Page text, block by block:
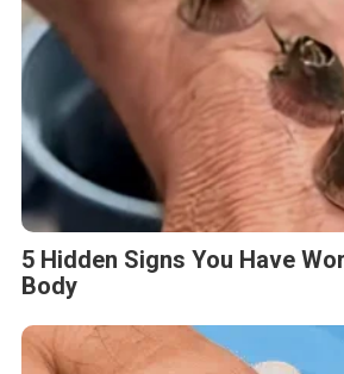
5 Hidden Signs You Have
Body